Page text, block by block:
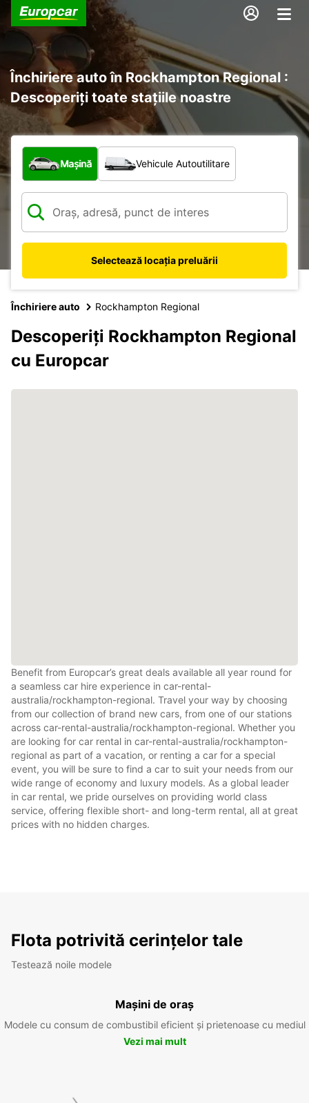
Închiriere auto în Rockhampton Regional :
Descoperiți toate stațiile noastre
Ce tip de vehicul?
Mașină Vehicule Autoutilitare
Selectează locația preluării
Închiriere auto Rockhampton Regional
Descoperiți Rockhampton Regional
cu Europcar
Benefit from Europcar’s great deals available all year round for
a seamless car hire experience in car-rental-
australia/rockhampton-regional. Travel your way by choosing
from our collection of brand new cars, from one of our stations
across car-rental-australia/rockhampton-regional. Whether you
are looking for car rental in car-rental-australia/rockhampton-
regional as part of a vacation, or renting a car for a special
event, you will be sure to find a car to suit your needs from our
wide range of economy and luxury models. As a global leader
in car rental, we pride ourselves on providing world class
service, offering flexible short- and long-term rental, all at great
prices with no hidden charges.
Flota potrivită cerințelor tale
Testează noile modele
Mașini de oraș
Modele cu consum de combustibil eficient și prietenoase cu mediul
Vezi mai mult